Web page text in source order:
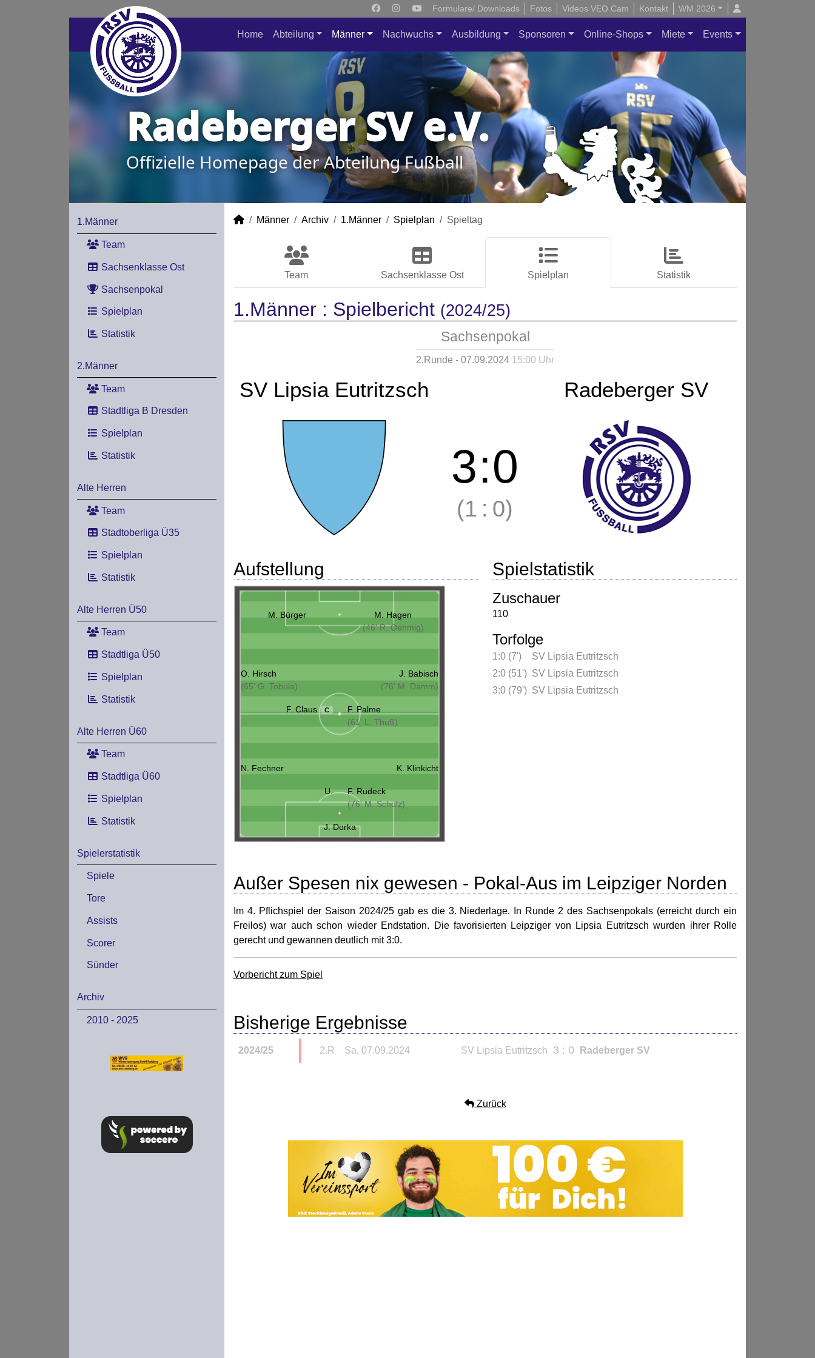
Formulare/ Downloads Fotos Videos VEO Cam Kontakt WM 2026
Home Abteilung Männer Nachwuchs Ausbildung Sponsoren Online-Shops Miete Events
Radeberger SV e.V.
Offizielle Homepage der Abteilung Fußball
1.Männer
Team
Sachsenklasse Ost
Sachsenpokal
Spielplan
Statistik
2.Männer
Team
Stadtliga B Dresden
Spielplan
Statistik
Alte Herren
Team
Stadtoberliga Ü35
Spielplan
Statistik
Alte Herren Ü50
Team
Stadtliga Ü50
Spielplan
Statistik
Alte Herren Ü60
Team
Stadtliga Ü60
Spielplan
Statistik
Spielerstatistik
Spiele
Tore
Assists
Scorer
Sünder
Archiv
2010 - 2025
Männer Archiv 1.Männer Spielplan Spieltag
Team Sachsenklasse Ost Spielplan Statistik
1.Männer : Spielbericht (2024/25)
Sachsenpokal
2.Runde - 07.09.2024 15:00 Uhr
SV Lipsia Eutritzsch Radeberger SV
3:0
(1 : 0)
Aufstellung
M. Bürger
M. Hagen
(46' R. Oehmig)
O. Hirsch
(65' G. Tobula)
J. Babisch
(76' M. Damm)
F. Claus C
F. Palme
(61' L. Thuß)
N. Fechner K. Klinkicht
U.
F. Rudeck
(76' M. Scholz)
J. Dorka
Spielstatistik
Zuschauer
110
Torfolge
1:0 (7')
SV Lipsia Eutritzsch
2:0 (51') SV Lipsia Eutritzsch
3:0 (79') SV Lipsia Eutritzsch
Außer Spesen nix gewesen - Pokal-Aus im Leipziger Norden
Im 4. Pflichspiel der Saison 2024/25 gab es die 3. Niederlage. In Runde 2 des Sachsenpokals (erreicht durch ein
Freilos) war auch schon wieder Endstation. Die favorisierten Leipziger von Lipsia Eutritzsch wurden ihrer Rolle
gerecht und gewannen deutlich mit 3:0.
Vorbericht zum Spiel
Bisherige Ergebnisse
2024/25 2.R Sa, 07.09.2024 SV Lipsia Eutritzsch 3 : 0 Radeberger SV
Zurück